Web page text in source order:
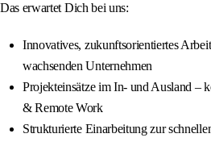
Das erwartet Dich bei uns:
Innovatives, zukunftsorientiertes
wachsenden Unternehmen
Projekteinsätze im In- und Ausland –
& Remote Work
Strukturierte Einarbeitung zur